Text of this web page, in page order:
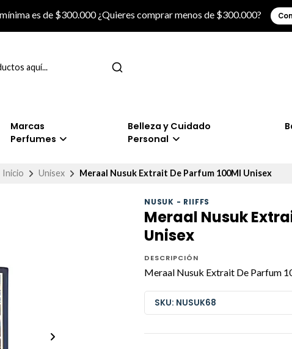
es de $300.000 ¿Quieres comprar menos de $300.000?
Marcas
Perfumes
Belleza y Cuidado
Personal
Inicio Unisex Meraal Nusuk Extrait De Parfum 100Ml Unisex
NUSUK - RIIFFS
Meraal Nusuk
Unisex
DESCRIPCIÓN
Meraal Nusuk Extrait De Parfum
SKU: NUSUK68